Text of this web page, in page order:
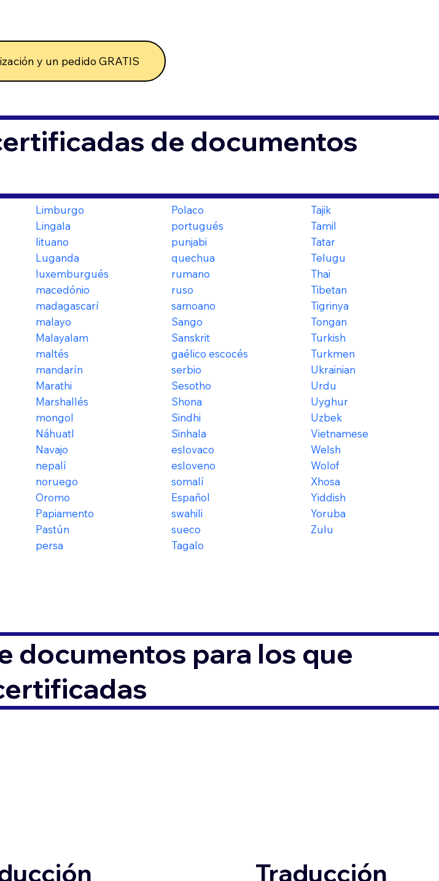
y un pedido GRATIS
de documentos
Limburgo
Lingala
lituano
Luganda
luxemburgués
macedónio
madagascarí
malayo
Malayalam
maltés
mandarín
Marathi
Marshallés
mongol
Náhuatl
Navajo
nepalí
noruego
Oromo
Papiamento
Pastún
persa
Polaco
portugués
punjabi
quechua
rumano
ruso
samoano
Sango
Sanskrit
gaélico escocés
serbio
Sesotho
Shona
Sindhi
Sinhala
eslovaco
esloveno
somalí
Español
swahili
sueco
Tagalo
Tajik
Tamil
Tatar
Telugu
Thai
Tibetan
Tigrinya
Tongan
Turkish
Turkmen
Ukrainian
Urdu
Uyghur
Uzbek
Vietnamese
Welsh
Wolof
Xhosa
Yiddish
Yoruba
Zulu
documentos para los que
Traducción